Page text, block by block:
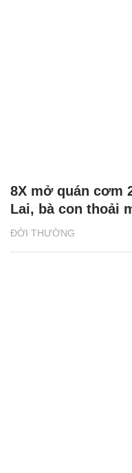
ĐỜI THƯỜNG
8X mở quán cơm
Lai, bà con thoải